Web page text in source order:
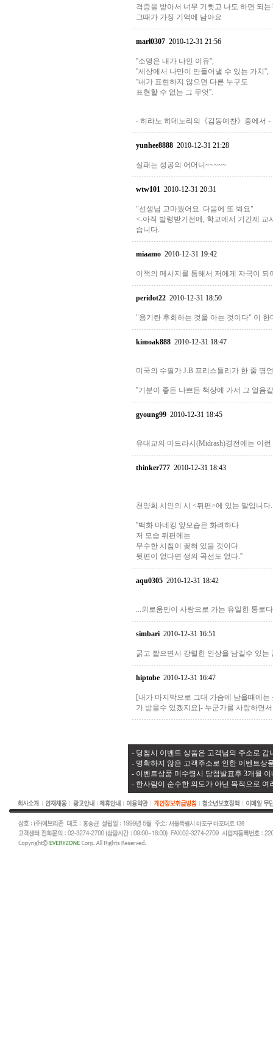
격증을 받아서 너무 기뻣고 나도 하면 되
그때가 가징 기억에 남아요
marl0307 2010-12-31 21:56
''소명은 내가 나인 이유'',
''세상에서 나만이 만들어낼 수 있는 가치'',
''내가 표현하지 않으면 다른 누구도
표현할 수 없는 그 무엇''.
- 히라노 히데노리의《감동예찬》중에서 -
yunhee8888 2010-12-31 21:28
실패는 성공의 어머니~~~~~
wtw101 2010-12-31 20:31
"선생님 고마웠어요. 다음에 또 봐요"
<-아직 발령받기전에, 학교에서 기간제
습니다.
miaamo 2010-12-31 19:42
이책의 메시지를 통해서 저에게 자극이 되
peridot22 2010-12-31 18:50
"용기란 후회하는 것을 아는 것이다" 이
kimoak888 2010-12-31 18:47
미국의 수필가 J.B 프리스틀리가 한 줄 명
''기분이 좋든 나쁘든 책상에 가서 그 얼음
gyoung99 2010-12-31 18:45
유대교의 미드라시(Midrash)경전에는 이
thinker777 2010-12-31 18:43
천양희 시인의 시 <뒤편>에 있는 말입니다.
''백화 마네킹 앞모습은 화려하다
저 모습 뒤편에는
무수한 시침이 꽂혀 있을 것이다.
뒷편이 없다면 생의 곡선도 없다.''
aqu0305 2010-12-31 18:42
...외로움만이 사랑으로 가는 유일한 통로
simbari 2010-12-31 16:51
굵고 짧으면서 강렬한 인상을 남길수 있
hiptobe 2010-12-31 16:47
[내가 마지막으로 그대 가슴에 남을때에
가 받을수 있겠지요]- 누군가를 사랑하면
- 당첨시 이벤트 상품은 고객님의 주소로
- 명확하지 않은 고객주소로 인한 이벤트상
- 이벤트상품 미수령시 당첨발표후 3개월
- 한사람이 순수한 의도가 아닌 목적으로